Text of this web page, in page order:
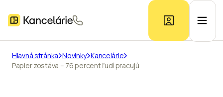
Ponuka kancelárií
Hlavná stránka Novinky Kancelárie
Papier zostáva – 76 percent ľudí pracujú